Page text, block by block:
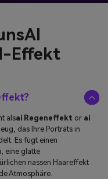
AI
Effekt
alsai Regeneffekt or ai
das Ihre Porträts in
Es fügt einen
eine glatte
nassen Haareffekt
Atmosphäre.